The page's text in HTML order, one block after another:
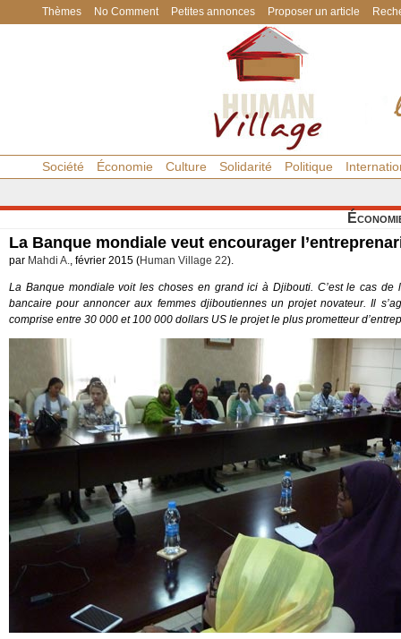
Thèmes No Comment Petites annonces Proposer un article
Société Économie Culture Solidarité Politique
La Banque mondiale veut encourager
par Mahdi A., février 2015 (Human Village 22).
La Banque mondiale voit les choses en grand ici à Djibouti. C’est le cas
bancaire pour annoncer aux femmes djiboutiennes un projet novateur. Il
comprise entre 30 000 et 100 000 dollars US le projet le plus prometteur